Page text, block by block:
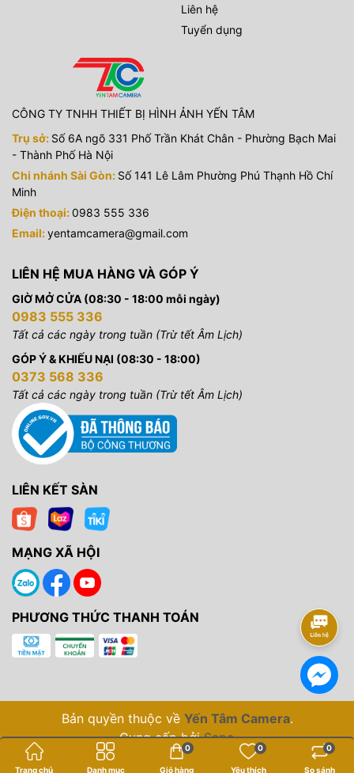
Liên hệ
Tuyển dụng
CÔNG TY TNHH THIẾT BỊ HÌNH ẢNH YẾN TÂM
Trụ sở: Số 6A ngõ 331 Phố Trần Khát Chân - Phường Bạch Mai
- Thành Phố Hà Nội
Chi nhánh Sài Gòn: Số 141 Lê Lâm Phường Phú Thạnh Hồ Chí
Minh
Điện thoại:0983 555 336
Email:yentamcamera@gmail.com
LIÊN HỆ MUA HÀNG VÀ GÓP Ý
GIỜ MỞ CỬA (08:30 - 18:00 mỗi ngày)
0983 555 336
Tất cả các ngày trong tuần (Trừ tết Âm Lịch)
GÓP Ý & KHIẾU NẠI (08:30 - 18:00)
0373 568 336
Tất cả các ngày trong tuần (Trừ tết Âm Lịch)
LIÊN KẾT SÀN
MẠNG XÃ HỘI
PHƯƠNG THỨC THANH TOÁN
Bản quyền thuộc về Yến Tâm Camera.
Cung cấp bởiSapo
Trang chủ Danh mục Giỏ hàng
0
Yêu thích
0
So sánh
0